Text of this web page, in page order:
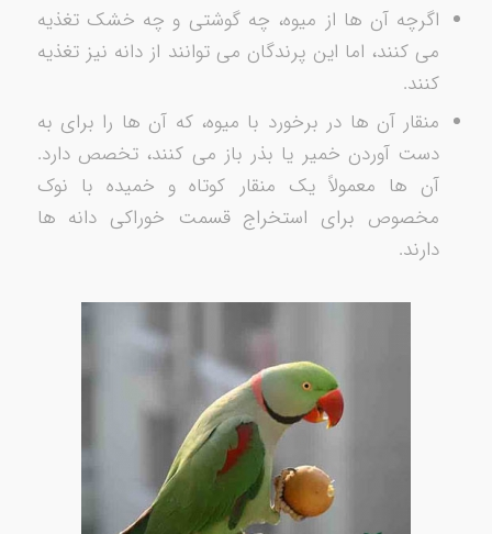
اگرچه آن ها از میوه، چه گوشتی و چه خشک تغذیه
می کنند، اما این پرندگان می توانند از دانه نیز تغذیه
کنند.
منقار آن ها در برخورد با میوه، که آن ها را برای به
دست آوردن خمیر یا بذر باز می کنند، تخصص دارد.
آن ها معمولاً یک منقار کوتاه و خمیده با نوک
مخصوص برای استخراج قسمت خوراکی دانه ها
دارند.